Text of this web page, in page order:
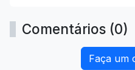
Comentários (0)
Faça um